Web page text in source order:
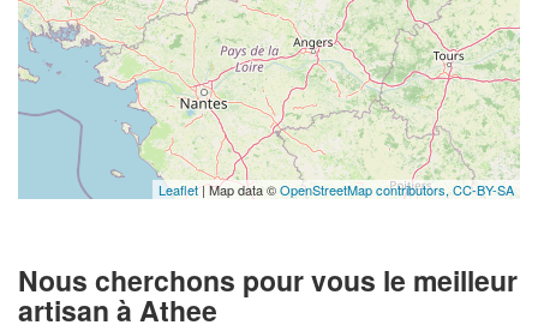
Leaflet| Map data ©OpenStreetMap contributors, CC-BY-SA
Nous cherchons pour vous le meilleur
artisan à Athee